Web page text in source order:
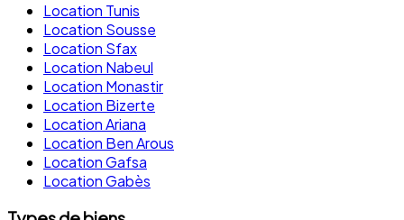
Location Tunis
Location Sousse
Location Sfax
Location Nabeul
Location Monastir
Location Bizerte
Location Ariana
Location Ben Arous
Location Gafsa
Location Gabès